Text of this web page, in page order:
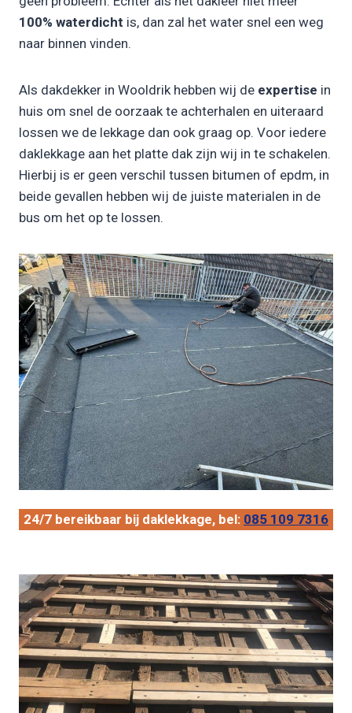
100% waterdicht is, dan zal het water snel een weg
naar binnen vinden.
Als dakdekker in Wooldrik hebben wij de expertise in
huis om snel de oorzaak te achterhalen en uiteraard
lossen we de lekkage dan ook graag op. Voor iedere
daklekkage aan het platte dak zijn wij in te schakelen.
Hierbij is er geen verschil tussen bitumen of epdm, in
beide gevallen hebben wij de juiste materialen in de
bus om het op te lossen.
24/7 bereikbaar bij daklekkage, bel: 085 109 7316